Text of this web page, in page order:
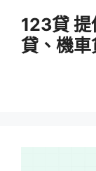
123貸
貸、機